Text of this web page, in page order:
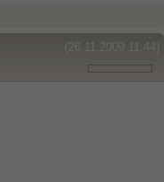
(26.11.2009 11:44)